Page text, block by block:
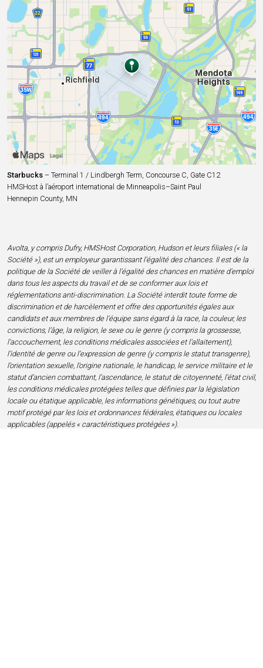
Starbucks – Terminal 1 / Lindbergh Term, Concourse C, Gate C12
HMSHost à l’aéroport international de Minneapolis–Saint Paul
Hennepin County, MN
Avolta, y compris Dufry, HMSHost Corporation, Hudson et leurs filiales (« la
Société »), est un employeur garantissant l’égalité des chances. Il est de la
politique de la Société de veiller à l’égalité des chances en matière d’emploi
dans tous les aspects du travail et de se conformer aux lois et
réglementations anti-discrimination. La Société interdit toute forme de
discrimination et de harcèlement et offre des opportunités égales aux
candidats et aux membres de l’équipe sans égard à la race, la couleur, les
convictions, l’âge, la religion, le sexe ou le genre (y compris la grossesse,
l’accouchement, les conditions médicales associées et l’allaitement),
l’identité de genre ou l’expression de genre (y compris le statut transgenre),
l’orientation sexuelle, l’origine nationale, le handicap, le service militaire et le
statut d’ancien combattant, l’ascendance, le statut de citoyenneté, l’état civil,
les conditions médicales protégées telles que définies par la législation
locale ou étatique applicable, les informations génétiques, ou tout autre
motif protégé par les lois et ordonnances fédérales, étatiques ou locales
applicables (appelés « caractéristiques protégées »).